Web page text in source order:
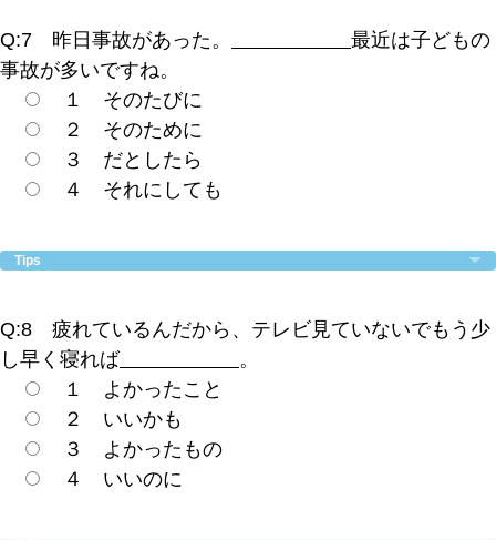
Q:7 昨日事故があった。
最近は子どもの
事故が多いですね。
１ そのたびに
２ そのために
３ だとしたら
４ それにしても
Tips
Q:8 疲れているんだから、テレビ見ていないでもう少
し早く寝れば
。
１ よかったこと
２ いいかも
３ よかったもの
４ いいのに